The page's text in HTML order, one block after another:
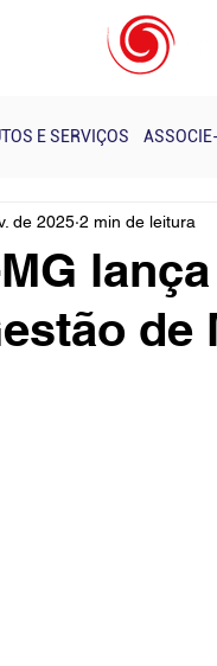
E SERVIÇOS
- Realizados
de
de 2025 2 min de leitura